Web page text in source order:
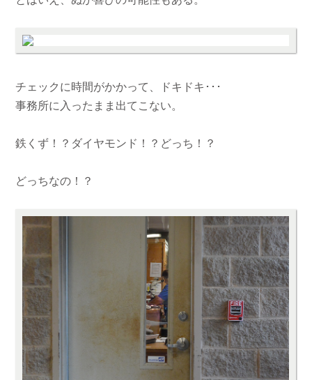
チェックに時間がかかって、ドキドキ･･･
事務所に入ったまま出てこない。
鉄くず！？ダイヤモンド！？どっち！？
どっちなの！？